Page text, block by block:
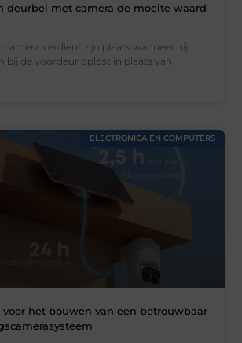
deurbel met camera de moeite waard
camera verdient zijn plaats wanneer hij
bij de voordeur oplost in plaats van
ELECTRONICA EN COMPUTERS
het bouwen van een betrouwbaar